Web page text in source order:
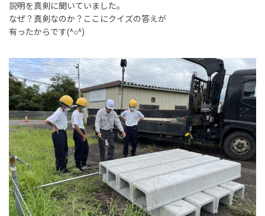
説明を真剣に聞いていました。
なぜ？真剣なのか？ここにクイズの答えが
有ったからです(^○^)